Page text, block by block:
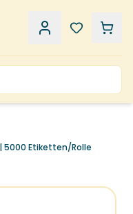
5000 Etiketten/Rolle